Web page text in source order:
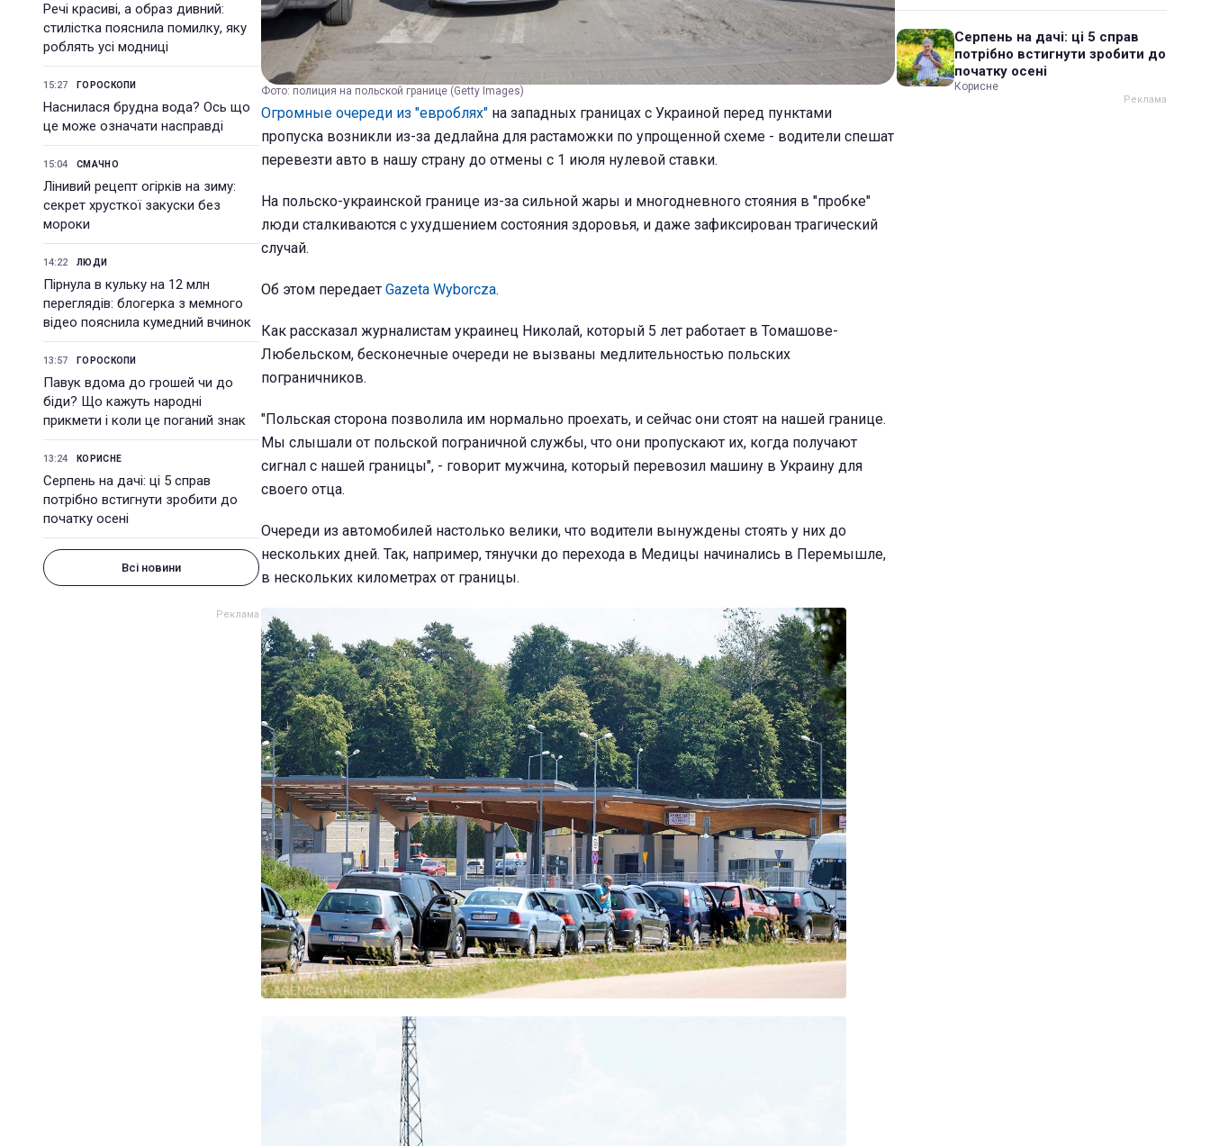
Речі красиві, а образ дивний:
стилістка пояснила помилку, яку
роблять усі модниці
15:27 ГОРОСКОПИ
Наснилася брудна вода? Ось що
це може означати насправді
15:04 СМАЧНО
Лінивий рецепт огірків на зиму:
секрет хрусткої закуски без
мороки
14:22 ЛЮДИ
Пірнула в кульку на 12 млн
переглядів: блогерка з мемного
відео пояснила кумедний вчинок
13:57 ГОРОСКОПИ
Павук вдома до грошей чи до
біди? Що кажуть народні
прикмети і коли це поганий знак
13:24 КОРИСНЕ
Серпень на дачі: ці 5 справ
потрібно встигнути зробити до
початку осені
Всі новини
Фото: полиция на польской границе (Getty Images)
Огромные очереди из "евроблях" на западных границах с Украиной перед пунктами
пропуска возникли из-за дедлайна для растаможки по упрощенной схеме - водители спешат
перевезти авто в нашу страну до отмены с 1 июля нулевой ставки.
На польско-украинской границе из-за сильной жары и многодневного стояния в "пробке"
люди сталкиваются с ухудшением состояния здоровья, и даже зафиксирован трагический
случай.
Об этом передает Gazeta Wyborcza.
Как рассказал журналистам украинец Николай, который 5 лет работает в Томашове-
Любельском, бесконечные очереди не вызваны медлительностью польских
пограничников.
"Польская сторона позволила им нормально проехать, и сейчас они стоят на нашей границе.
Мы слышали от польской пограничной службы, что они пропускают их, когда получают
сигнал с нашей границы", - говорит мужчина, который перевозил машину в Украину для
своего отца.
Очереди из автомобилей настолько велики, что водители вынуждены стоять у них до
нескольких дней. Так, например, тянучки до перехода в Медицы начинались в Перемышле,
в нескольких километрах от границы.
Серпень на дачі: ці 5 справ
потрібно встигнути зробити до
початку осені
Корисне